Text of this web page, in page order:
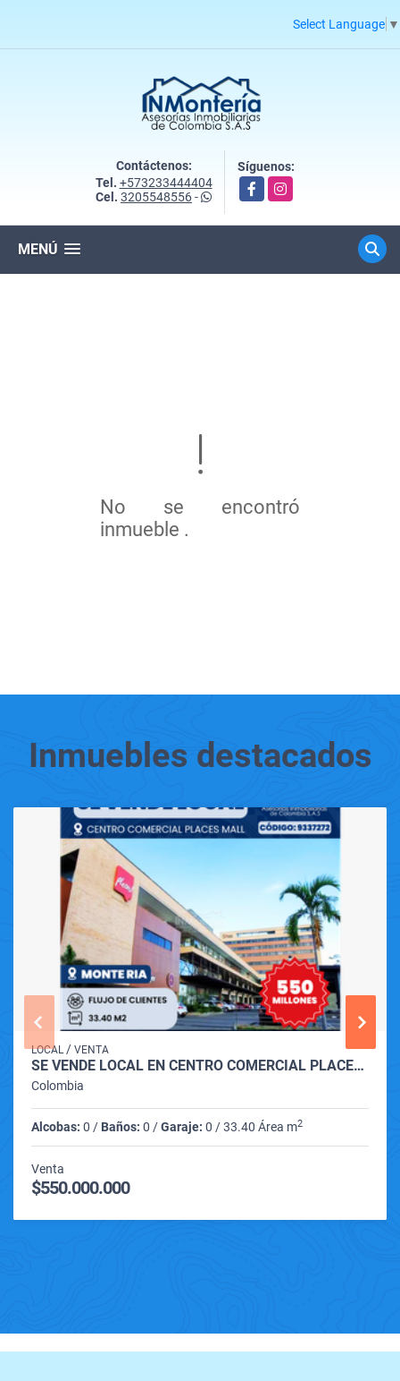
Select Language ▼
Contáctenos:
Tel. +573233444404
Cel. 3205548556-
Síguenos:
FacebookInstagram
MENÚ
No se encontró
inmueble .
Inmuebles destacados
LOCAL / VENTA
SE VENDE LOCAL EN CENTRO COMERCIAL PLACES MALL DE MONTERÍA
Colombia
Alcobas: 0 / Baños: 0 /Garaje: 0 / 33.40 Área m2
Venta
$550.000.000